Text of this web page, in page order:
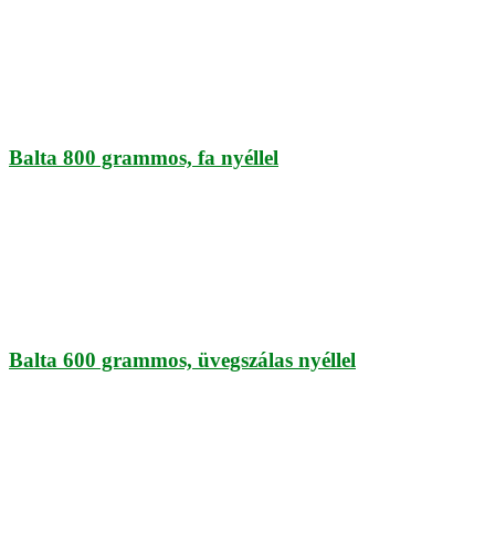
Balta 800 grammos, fa nyéllel
Balta 600 grammos, üvegszálas nyéllel